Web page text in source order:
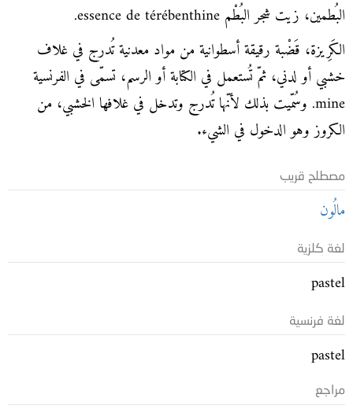
البُطمين، زيت شجر البُطْم essence de térébenthine.
الكَرِيزة، قَضْبة رقيقة أسطوانية من مواد معدنية تُدرج في غلاف
خشبي أو لدني، ثمّ تُستعمل في الكتابة أو الرسم، تسمّى في الفرنسية
mine. وسُمّيت بذلك لأنّها تُدرج وتدخل في غلافها الخشبي، من
الكروز وهو الدخول في الشيء.
مصطلح قريب
مالُون
لغة كلزية
pastel
لغة فرنسية
pastel
مراجع